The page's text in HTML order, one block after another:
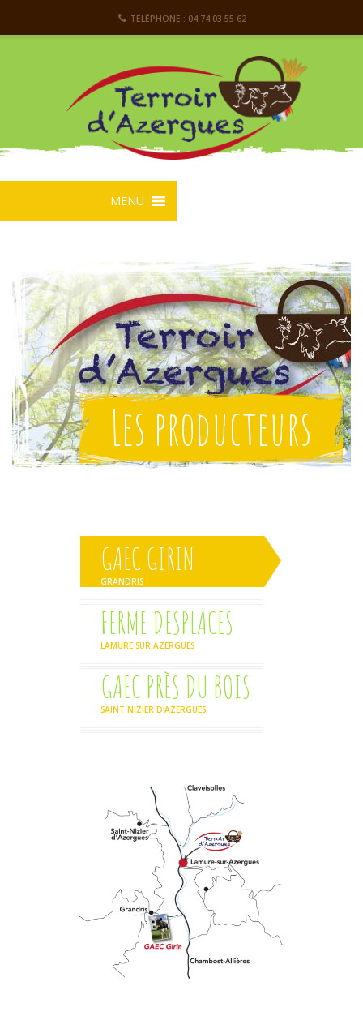
TÉLÉPHONE : 04 74 03 55 62
MENU
Les producteurs
GAEC GIRIN
GRANDRIS
FERME DESPLACES
LAMURE SUR AZERGUES
GAEC PRÈS DU BOIS
SAINT NIZIER D'AZERGUES